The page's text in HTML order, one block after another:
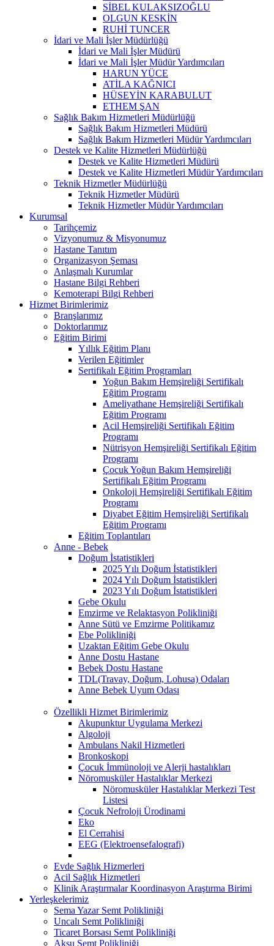
SİBEL KULAKSIZOĞLU
OLGUN KESKİN
RUHİ TUNCER
İdari ve Mali İşler Müdürlüğü
İdari ve Mali İşler Müdürü
İdari ve Mali İşler Müdür Yardımcıları
HARUN YÜCE
ATİLA KAĞNICI
HÜSEYİN KARABULUT
ETHEM ŞAN
Sağlık Bakım Hizmetleri Müdürlüğü
Sağlık Bakım Hizmetleri Müdürü
Sağlık Bakım Hizmetleri Müdür Yardımcıları
Destek ve Kalite Hizmetleri Müdürlüğü
Destek ve Kalite Hizmetleri Müdürü
Destek ve Kalite Hizmetleri Müdür Yardımcıları
Teknik Hizmetler Müdürlüğü
Teknik Hizmetler Müdürü
Teknik Hizmetler Müdür Yardımcıları
Kurumsal
Tarihçemiz
Vizyonumuz & Misyonumuz
Hastane Tanıtım
Organizasyon Şeması
Anlaşmalı Kurumlar
Hastane Bilgi Rehberi
Kemoterapi Bilgi Rehberi
Hizmet Birimlerimiz
Branşlarımız
Doktorlarımız
Eğitim Birimi
Yıllık Eğitim Planı
Verilen Eğitimler
Sertifikalı Eğitim Programları
Yoğun Bakım Hemşireliği Sertifikalı
Eğitim Programı
Ameliyathane Hemşireliği Sertifikalı
Eğitim Programı
Acil Hemşireliği Sertifikalı Eğitim
Programı
Nütrisyon Hemşireliği Sertifikalı Eğitim
Programı
Çocuk Yoğun Bakım Hemşireliği
Sertifikalı Eğitim Programı
Onkoloji Hemşireliği Sertifikalı Eğitim
Programı
Diyabet Eğitim Hemşireliği Sertifikalı
Eğitim Programı
Eğitim Toplantıları
Anne - Bebek
Doğum İstatistikleri
2025 Yılı Doğum İstatistikleri
2024 Yılı Doğum İstatistikleri
2023 Yılı Doğum İstatistikleri
Gebe Okulu
Emzirme ve Relaktasyon Polikliniği
Anne Sütü ve Emzirme Politikamız
Ebe Polikliniği
Uzaktan Eğitim Gebe Okulu
Anne Dostu Hastane
Bebek Dostu Hastane
TDL(Travay, Doğum, Lohusa) Odaları
Anne Bebek Uyum Odası
Özellikli Hizmet Birimlerimiz
Akupunktur Uygulama Merkezi
Algoloji
Ambulans Nakil Hizmetleri
Bronkoskopi
Çocuk İmmünoloji ve Alerji hastalıkları
Nöromusküler Hastalıklar Merkezi
Nöromusküler Hastalıklar Merkezi Test
Listesi
Çocuk Nefroloji Ürodinami
Eko
El Cerrahisi
EEG (Elektroensefalografi)
Evde Sağlık Hizmerleri
Acil Sağlık Hizmetleri
Klinik Araştırmalar Koordinasyon Araştırma Birimi
Yerleşkelerimiz
Sema Yazar Semt Polikliniği
Uncalı Semt Polikliniği
Ticaret Borsası Semt Polikliniği
Aksu Semt Polikliniği